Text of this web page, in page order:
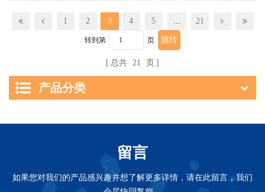
1 2 3 4 5 21
转到第 页
总共 21 页
产品分类
留言
如果您对我们的产品感兴趣并想了解更多详情，请在此留言，我们